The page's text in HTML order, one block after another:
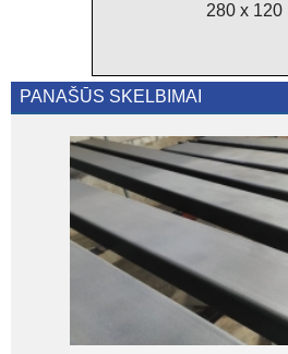
280 x 120
PANAŠŪS SKELBIMAI